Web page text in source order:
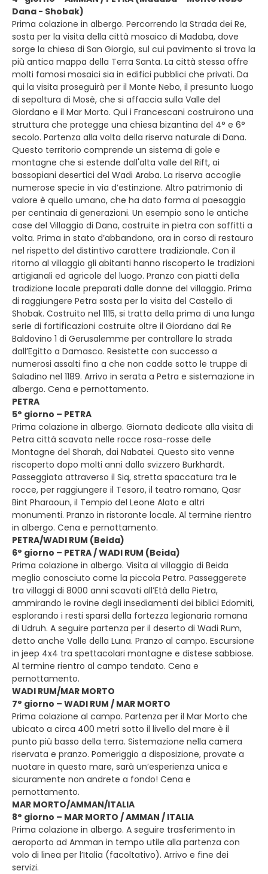
Dana - Shobak)
Prima colazione in albergo. Percorrendo la Strada dei Re,
sosta per la visita della città mosaico di Madaba, dove
sorge la chiesa di San Giorgio, sul cui pavimento si trova la
più antica mappa della Terra Santa. La città stessa offre
molti famosi mosaici sia in edifici pubblici che privati. Da
qui la visita proseguirà per il Monte Nebo, il presunto luogo
di sepoltura di Mosè, che si affaccia sulla Valle del
Giordano e il Mar Morto. Qui i Francescani costruirono una
struttura che protegge una chiesa bizantina del 4° e 6°
secolo. Partenza alla volta della riserva naturale di Dana.
Questo territorio comprende un sistema di gole e
montagne che si estende dall'alta valle del Rift, ai
bassopiani desertici del Wadi Araba. La riserva accoglie
numerose specie in via d’estinzione. Altro patrimonio di
valore è quello umano, che ha dato forma al paesaggio
per centinaia di generazioni. Un esempio sono le antiche
case del Villaggio di Dana, costruite in pietra con soffitti a
volta. Prima in stato d’abbandono, ora in corso di restauro
nel rispetto del distintivo carattere tradizionale. Con il
ritorno al villaggio gli abitanti hanno riscoperto le tradizioni
artigianali ed agricole del luogo. Pranzo con piatti della
tradizione locale preparati dalle donne del villaggio. Prima
di raggiungere Petra sosta per la visita del Castello di
Shobak. Costruito nel 1115, si tratta della prima di una lunga
serie di fortificazioni costruite oltre il Giordano dal Re
Baldovino 1 di Gerusalemme per controllare la strada
dall’Egitto a Damasco. Resistette con successo a
numerosi assalti fino a che non cadde sotto le truppe di
Saladino nel 1189. Arrivo in serata a Petra e sistemazione in
albergo. Cena e pernottamento.
PETRA
5° giorno – PETRA
Prima colazione in albergo. Giornata dedicate alla visita di
Petra città scavata nelle rocce rosa-rosse delle
Montagne del Sharah, dai Nabatei. Questo sito venne
riscoperto dopo molti anni dallo svizzero Burkhardt.
Passeggiata attraverso il Siq, stretta spaccatura tra le
rocce, per raggiungere il Tesoro, il teatro romano, Qasr
Bint Pharaoun, il Tempio del Leone Alato e altri
monumenti. Pranzo in ristorante locale. Al termine rientro
in albergo. Cena e pernottamento.
PETRA/WADI RUM (Beida)
6° giorno – PETRA / WADI RUM (Beida)
Prima colazione in albergo. Visita al villaggio di Beida
meglio conosciuto come la piccola Petra. Passeggerete
tra villaggi di 8000 anni scavati all’Età della Pietra,
ammirando le rovine degli insediamenti dei biblici Edomiti,
esplorando i resti sparsi della fortezza legionaria romana
di Udruh. A seguire partenza per il deserto di Wadi Rum,
detto anche Valle della Luna. Pranzo al campo. Escursione
in jeep 4x4 tra spettacolari montagne e distese sabbiose.
Al termine rientro al campo tendato. Cena e
pernottamento.
WADI RUM/MAR MORTO
7° giorno – WADI RUM / MAR MORTO
Prima colazione al campo. Partenza per il Mar Morto che
ubicato a circa 400 metri sotto il livello del mare è il
punto più basso della terra. Sistemazione nella camera
riservata e pranzo. Pomeriggio a disposizione, provate a
nuotare in questo mare, sarà un’esperienza unica e
sicuramente non andrete a fondo! Cena e
pernottamento.
MAR MORTO/AMMAN/ITALIA
8° giorno – MAR MORTO / AMMAN / ITALIA
Prima colazione in albergo. A seguire trasferimento in
aeroporto ad Amman in tempo utile alla partenza con
volo di linea per l’Italia (facoltativo). Arrivo e fine dei
servizi.